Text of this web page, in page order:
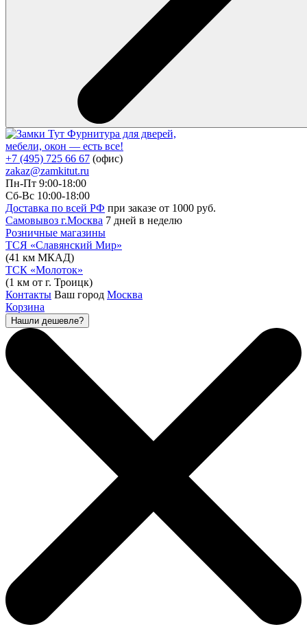
Фурнитура для дверей,
мебели, окон — есть все!
+7 (495) 725 66 67 (офис)
zakaz@zamkitut.ru
Пн-Пт 9:00-18:00
Сб-Вс 10:00-18:00
Доставка по всей РФ при заказе от 1000 руб.
Самовывоз г.Москва 7 дней в неделю
Розничные магазины
ТСЯ «Славянский Мир»
(41 км МКАД)
ТСК «Молоток»
(1 км от г. Троицк)
Контакты Ваш город Москва
Корзина
Нашли дешевле?